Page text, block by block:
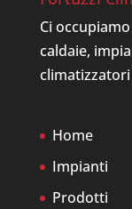
Ci
caldaie,
Home
Impianti
Prodotti